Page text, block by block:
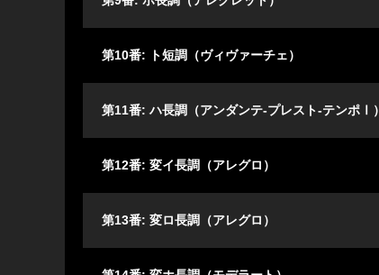
第10番: ト短調（ヴィヴァーチェ）
第11番: ハ長調（アンダンテ-プレスト-テンポⅠ）
第12番: 変イ長調（アレグロ）
第13番: 変ロ長調（アレグロ）